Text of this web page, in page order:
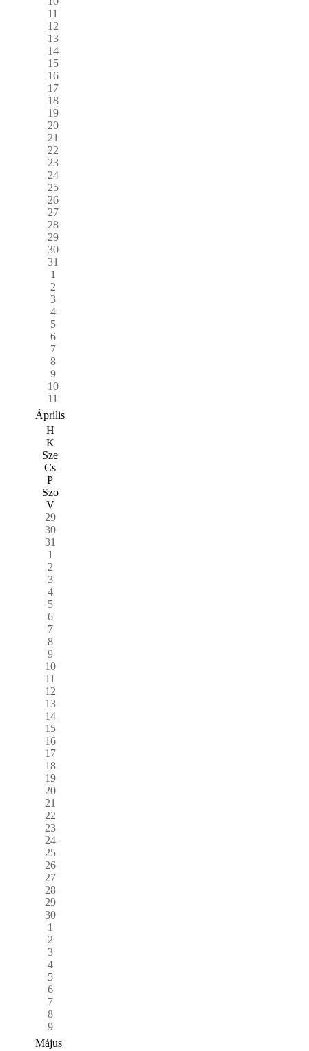
11
12
13
14
15
16
17
18
19
20
21
22
23
24
25
26
27
28
29
30
31
1
2
3
4
5
6
7
8
9
10
11
Április
H
K
Sze
Cs
P
Szo
V
29
30
31
1
2
3
4
5
6
7
8
9
10
11
12
13
14
15
16
17
18
19
20
21
22
23
24
25
26
27
28
29
30
1
2
3
4
5
6
7
8
9
Május